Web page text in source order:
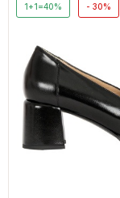
1+1=40% - 30%